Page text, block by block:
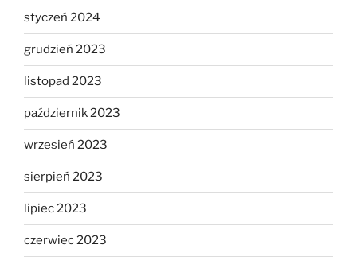
styczeń 2024
grudzień 2023
listopad 2023
październik 2023
wrzesień 2023
sierpień 2023
lipiec 2023
czerwiec 2023